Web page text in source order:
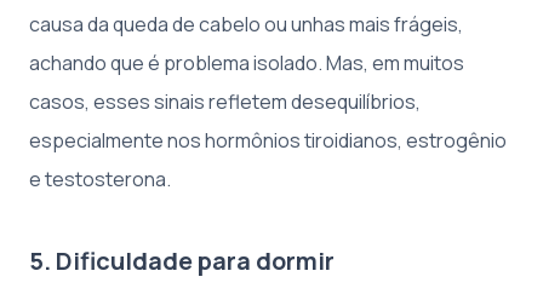
causa da queda de cabelo ou unhas mais frágeis,
achando que é problema isolado. Mas, em muitos
casos, esses sinais refletem desequilíbrios,
especialmente nos hormônios tiroidianos, estrogênio
e testosterona.
5. Dificuldade para dormir